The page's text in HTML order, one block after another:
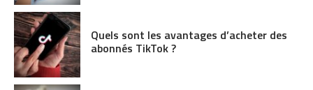
Quels sont les avantages d’acheter des
abonnés TikTok ?